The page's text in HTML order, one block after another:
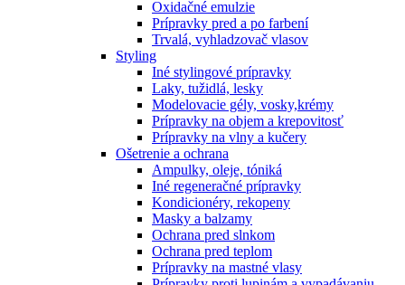
Oxidačné emulzie
Prípravky pred a po farbení
Trvalá, vyhladzovač vlasov
Styling
Iné stylingové prípravky
Laky, tužidlá, lesky
Modelovacie gély, vosky,krémy
Prípravky na objem a krepovitosť
Prípravky na vlny a kučery
Ošetrenie a ochrana
Ampulky, oleje, tóniká
Iné regeneračné prípravky
Kondicionéry, rekopeny
Masky a balzamy
Ochrana pred slnkom
Ochrana pred teplom
Prípravky na mastné vlasy